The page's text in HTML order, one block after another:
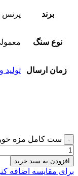
برند پرنس
نوع سنگ
زمان ارسال تولید و
ست کامل مزه
افزودن به سبد خرید
برای مقایسه اضافه